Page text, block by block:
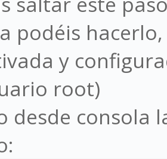
podéis
y
root)
desde consola